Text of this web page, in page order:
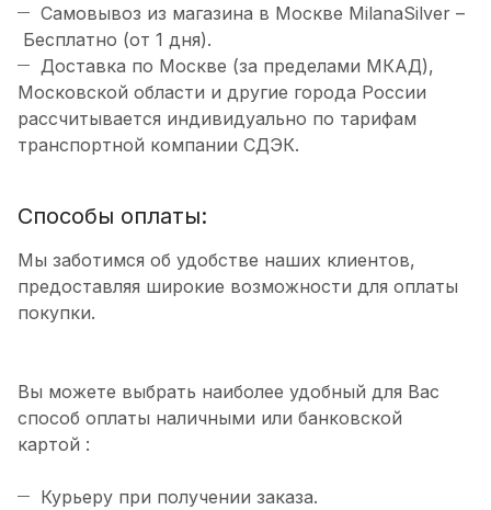
Самовывоз из магазина в Москве MilanaSilver –
Бесплатно (от 1 дня).
Доставка по Москве (за пределами МКАД),
Московской области и другие города России
рассчитывается индивидуально по тарифам
транспортной компании СДЭК.
Способы оплаты:
Мы заботимся об удобстве наших клиентов,
предоставляя широкие возможности для оплаты
покупки.
Вы можете выбрать наиболее удобный для Вас
способ оплаты наличными или банковской
картой :
Курьеру при получении заказа.